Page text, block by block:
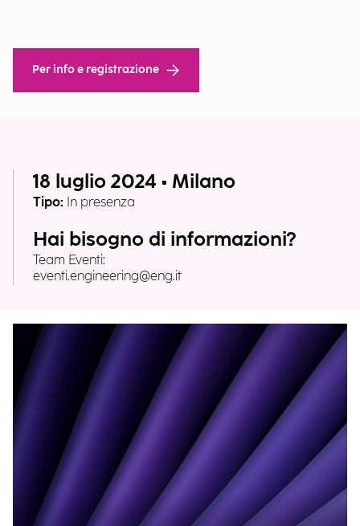
Per info e registrazione
18 luglio 2024 • Milano
Tipo: In presenza
Hai bisogno di informazioni?
Team Eventi:
eventi.engineering@eng.it